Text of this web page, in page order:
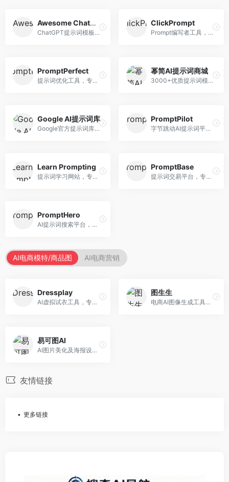
Awesome ChatGPT Prompts
ChatGPT提示词模板库，专注于实用提示词收集。面向ChatGPT用户，提供提示词模板、使用场景、效果展示等资源，模板实用性强。
ClickPrompt
Prompt编写者工具，专注于提示词创作辅助。面向提示词创作者，提供提示词编辑、测试、分享等服务，创作工具完善。
PromptPerfect
提示词优化工具，专注于提示词质量提升。面向AI用户，提供提示词优化、效果测试、版本对比等服务，提示词优化专业。
幂简AI提示词商城
3000+优质提示词模板平台，专注于中文提示词。面向中文AI用户，提供提示词模板、分类检索、一键使用等服务，中文提示词丰富。
Google AI提示词库
Google官方提示词库，专注于Gemini模型优化。面向开发者，提供官方提示词指南、最佳实践、示例代码等资源，权威性强。
PromptPilot
字节跳动AI提示词平台，专注于提示词优化与管理。面向AI用户，提供提示词优化、效果测试、团队协作等服务，企业级功能完善。
Learn Prompting
提示词学习网站，专注于提示词工程教育。面向AI学习者，提供提示词教程、最佳实践、案例研究等资源，教学内容系统。
PromptBase
提示词交易平台，专注于高质量提示词买卖。面向AI创作者，提供提示词交易、模板购买、创作者收益等服务，提示词质量高。
PromptHero
AI提示词搜索平台，整合多种AI工具提示词资源。面向AI创作者，提供提示词搜索、模板库、社区分享等服务，提示词资源丰富。
AI电商模特/商品图 AI电商营销
Dressplay
AI虚拟试衣工具，专注于服装电商体验。面向服装电商，提供虚拟试穿、尺码推荐、穿搭建议等服务，试衣体验真实。
图生生
电商AI图像生成工具，专注于商品图创作。面向电商卖家，提供商品图生成、背景替换、批量处理等服务，商品图质量高。
易可图AI
AI图片美化及海报设计平台，专注于电商视觉设计。面向电商卖家，提供图片美化、海报设计、营销素材等服务，设计效率高。
友情链接
更多链接